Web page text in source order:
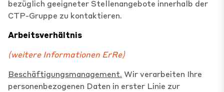
bezüglich geeigneter Stellenangebote innerhalb der
CTP-Gruppe zu kontaktieren.
Arbeitsverhältnis
(weitere Informationen ErRe)
Beschäftigungsmanagement. Wir verarbeiten Ihre
personenbezogenen Daten in erster Linie zur